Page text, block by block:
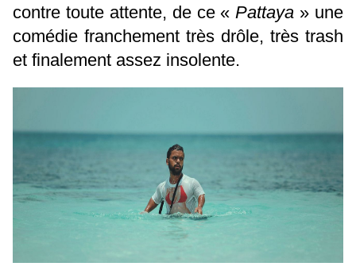
contre toute attente, de ce «Pattaya » une
comédie franchement très drôle, très trash
et finalement assez insolente.